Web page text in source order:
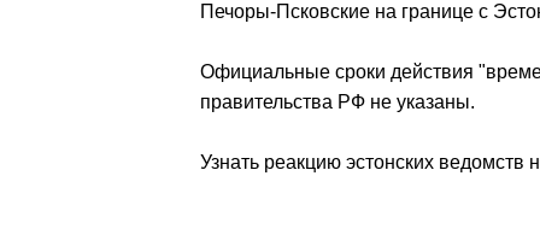
Печоры-Псковские на границе с
Официальные сроки действия
правительства РФ не указаны.
Узнать реакцию эстонских ведомств